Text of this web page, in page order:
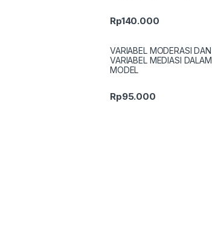
Rp140.000
VARIABEL MODERASI DAN
VARIABEL MEDIASI DALAM
MODEL
Rp95.000